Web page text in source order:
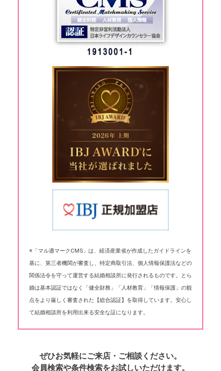
※「マル適マークCMS」は、経済産業省が作成したガイドラインを
基に、第三者機関が審査し、特定商取引法、個人情報保護法などの
関係法令を守って運営する結婚相談所に発行されるものです。とら
婚は基本認証ではなく「健全財務」「人材教育」「情報保護」の観
点をより厳しく審査された【総合認証】を取得しています。安心し
て結婚相談所を利用出来る安全な証になります。
ぜひお気軽にご来店・ご相談ください。
会員検索や条件検索をお試しいただけます。